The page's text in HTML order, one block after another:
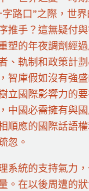
路口”之際，世
推手？這無疑付
塑的年夜調劑經
、軌制和政策計
智庫假如沒有強
立國際影響力的
中國必需擁有與
順應的國際話語
忽。
系統的支持氣力
。在以後周遭的